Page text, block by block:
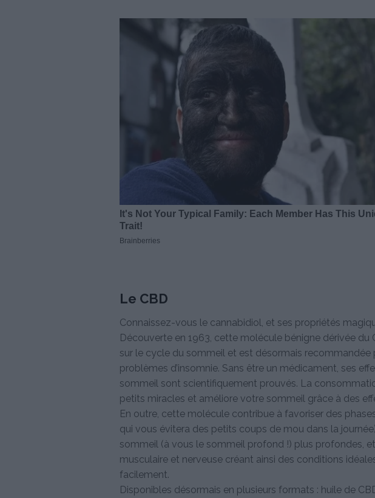
Le CBD
Connaissez-vous le cannabidiol, et ses propriétés
Découverte en 1963, cette molécule bénigne dérivée du
sur le cycle du sommeil et est désormais recommandée
problèmes d’insomnie. Sans être un médicament, ses
sommeil sont scientifiquement prouvés. La
petits miracles et améliore votre sommeil grâce à des
En outre, cette molécule contribue à favoriser des
qui vous évitera des petits coups de mou dans la
sommeil (à vous le sommeil profond !) plus profondes,
musculaire et nerveuse créant ainsi des conditions
facilement.
Disponibles désormais en plusieurs formats : huile de